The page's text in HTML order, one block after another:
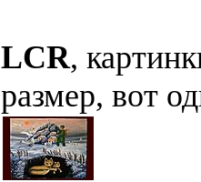
LCR,
рaзмер, вот